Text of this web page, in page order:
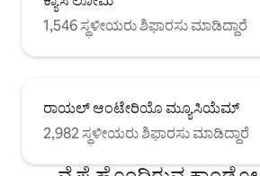
1,546 ಸ್ಥಳೀಯರು ಶಿಫಾರಸು ಮಾಡಿದ್ದಾರೆ
ರಾಯಲ್ ಆಂಟೇರಿಯೊ ಮ್ಯೂಸಿಯೆಮ್
2,982 ಸ್ಥಳೀಯರು ಶಿಫಾರಸು ಮಾಡಿದ್ದಾರೆ